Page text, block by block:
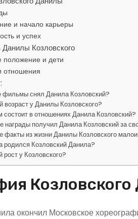
и начало карьеры
и успех
Козловского
и дети
отношения
фильмы снял Данила Козловский?
возраст у Данилы Козловского?
состоит в отношениях Данила Козловский?
награды получил Данила Козловский за
факты из жизни Данилы Козловского
родился Козловский Данила?
рост у Козловского?
окончил Московское